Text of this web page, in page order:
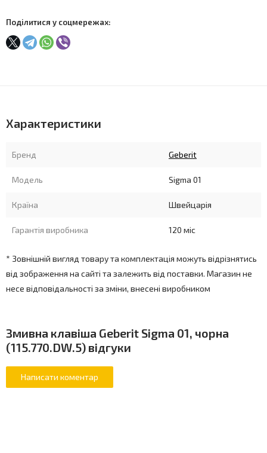
Поділитися у соцмережах:
Характеристики
Бренд Geberit
Модель Sigma 01
Країна Швейцарія
Гарантія виробника 120 міс
* Зовнішній вигляд товару та комплектація можуть відрізнятись
від зображення на сайті та залежить від поставки. Магазин не
несе відповідальності за зміни, внесені виробником
Змивна клавіша Geberit Sigma 01, чорна
(115.770.DW.5) відгуки